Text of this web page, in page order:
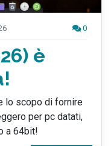
0
è
lo scopo di fornire
per pc datati,
a 64bit!